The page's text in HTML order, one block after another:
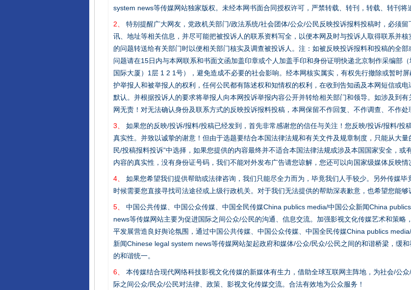
system news等传媒网站独家版权。未经本网书面合同授权许可，严禁转载、转刊，转载、转刊将
2、
特别提醒广大网友，党政机关部门/政法系统/社会团体/公众/公民反映投诉报料投稿时，必须
讯、地址等相关信息，并尽可能把被投诉人的联系资料写全，以便本网及时与投诉人取得联系并
的问题转送给有关部门时以便相关部门核实及调查被投诉人。注：如被反映投诉报料和投稿的全
问题请在15日内与本网联系和书面文函加盖印章或个人加盖手印和身份证明快递北京制作采编部
国际大厦）1层 1 2 1号），避免造成不必要的社会影响。经本网核实属实，有权先行撤除或暂时
护举报人和被举报人的权利，任何公民都有陈述权和知情权的权利，在收到告知函及本网短信或
默认。并根据投诉人的要求将举报人向本网投诉举报内容公开并转给相关部门和领导。如涉及到
网无责！对无法确认身份及联系方式的反映投诉报料投稿，本网保留不作回复、不作调查、不作处
3、
如果您的反映/投诉/报料/投稿已经发到，首先非常感谢您的信任与关注！您反映/投诉/报料/投
真实性。并致以诚挚的谢意！但由于选题要结合本国法律法规和有关文件及规章制度，只能从大
民/投稿报料投诉”中选择，如果您提供的内容最终并不适合本国法律法规或涉及本国国家安全，
内容的真实性，没有身份证号码，我们不能对外发布广告请您谅解，您还可以向国家级媒体反映情
4、
如果您希望我们提供帮助或法律咨询，我们只能尽全力而为，毕竟我们人手较少。另外传媒
时候需要您直接寻找司法途径或上级行政机关。对于我们无法提供的帮助深表歉意，也希望您能够
5、
中国公共传媒、中国公众传媒、中国全民传媒China publics media/中国公众新闻China
news等传媒网站主要为促进国际之间公众/公民的沟通、信息交流。加强影视文化传媒艺术和策略
平发展营造良好舆论氛围，通过中国公共传媒、中国公众传媒、中国全民传媒China publics
新闻Chinese legal system news等传媒网站架起政府和媒体/公众/民众/公民之间的和谐桥梁，缓
的和谐统一。
6、
本传媒结合现代网络科技影视文化传媒的新媒体有生力，借助全球互联网主阵地，为社会/公
际之间公众/民众/公民对法律、政策、影视文化传媒交流。合法有效地为公众服务！
完善运行机制助力责任有效落实 一纸欠条伤亲情 巡回调解促和解..
东山县通报“牛蛙产品抗生素超标问题”